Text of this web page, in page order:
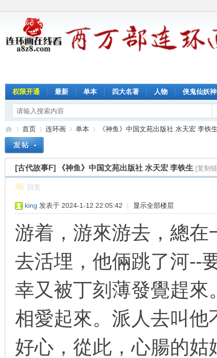
权限开通 最新 单本 四大名著 人物 侠鬼仙妖神
»
首页
›
连环画
›
单本
›
《神鱼》中国文苑出版社 水天宏 李铁
[古代故事F] 《神鱼》中国文苑出版社 水天宏 李铁生 [复制
回复
king 发表于 2024-1-12 22:05:42 | 显示全部楼层
游着，游來游去，總
去活埋，他倆跳了河--
幸又被丁刻薄發覺趕
相愛起來。派人去叫
好心，從此，心腸的